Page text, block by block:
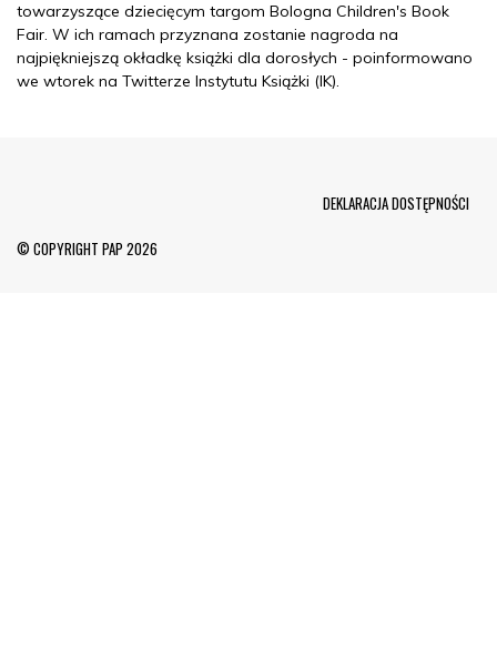
towarzyszące dziecięcym targom Bologna Children's Book
Fair. W ich ramach przyznana zostanie nagroda na
najpiękniejszą okładkę książki dla dorosłych - poinformowano
we wtorek na Twitterze Instytutu Książki (IK).
© COPYRIGHT PAP 2026
DEKLARACJA DOSTĘPNOŚCI